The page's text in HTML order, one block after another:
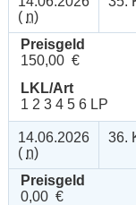
( n)
Preisgeld
150,00 €
LKL/Art
1 2 3 4 5 6 LP
14.06.2026
( n)
36.
Preisgeld
0,00 €